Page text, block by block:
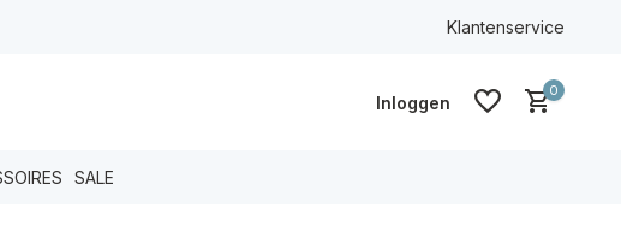
Klantenservice
Inloggen
0
SALE